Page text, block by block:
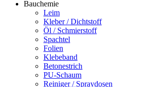
Bauchemie
Leim
Kleber / Dichtstoff
Öl / Schmierstoff
Spachtel
Folien
Klebeband
Betonestrich
PU-Schaum
Reiniger / Spraydosen